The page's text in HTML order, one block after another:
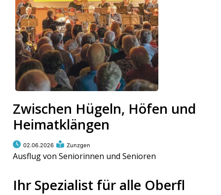
Zwischen Hügeln, Höfen und
Heimatklängen
02.06.2026 Zunzgen
Ausflug von Seniorinnen und Senioren
Ihr Spezialist für alle Oberfl